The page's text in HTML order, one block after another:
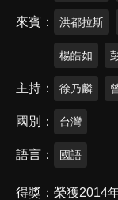
來賓 洪都拉斯
楊皓如
主持 徐乃麟
國別 台灣
語言 國語
得獎
榮獲2014